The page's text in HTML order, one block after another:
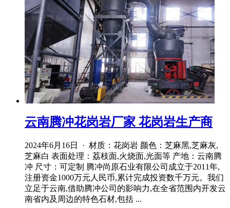
云南腾冲花岗岩厂家 花岗岩生产商
2024年6月16日 · 材质：花岗岩 颜色：芝麻黑,芝麻灰,
芝麻白 表面处理：荔枝面,火烧面,光面等 产地：云南腾
冲 尺寸：可定制 腾冲尚原石业有限公司成立于2011年,
注册资金1000万元人民币,累计完成投资数千万元。我们
立足于云南,借助腾冲公司的影响力,在全省范围内开发云
南省内及周边的特色石材,包括 ...